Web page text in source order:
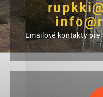
Emailové kontakty